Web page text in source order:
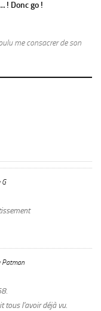
! Donc go !
me consacrer de son
G
Patman
tous l'avoir déjà vu.